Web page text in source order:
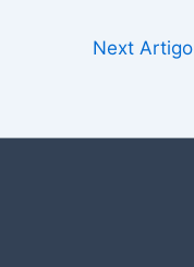
Next Artigo